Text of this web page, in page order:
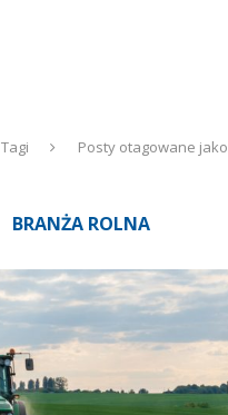
Tagi
Posty otagowane
BRANŻA ROLNA